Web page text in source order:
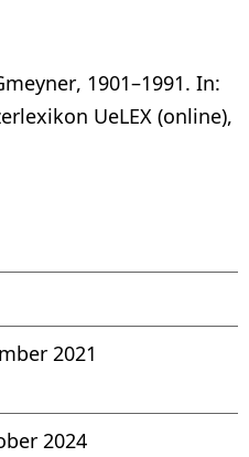
1901–1991. In:
UeLEX (online),
2021
2024